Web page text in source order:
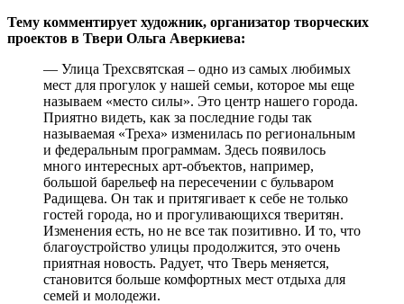
Тему комментирует художник, организатор творческих
проектов в Твери Ольга Аверкиева:
— Улица Трехсвятская – одно из самых любимых
мест для прогулок у нашей семьи, которое мы еще
называем «место силы». Это центр нашего города.
Приятно видеть, как за последние годы так
называемая «Треха» изменилась по региональным
и федеральным программам. Здесь появилось
много интересных арт-объектов, например,
большой барельеф на пересечении с бульваром
Радищева. Он так и притягивает к себе не только
гостей города, но и прогуливающихся тверитян.
Изменения есть, но не все так позитивно. И то, что
благоустройство улицы продолжится, это очень
приятная новость. Радует, что Тверь меняется,
становится больше комфортных мест отдыха для
семей и молодежи.